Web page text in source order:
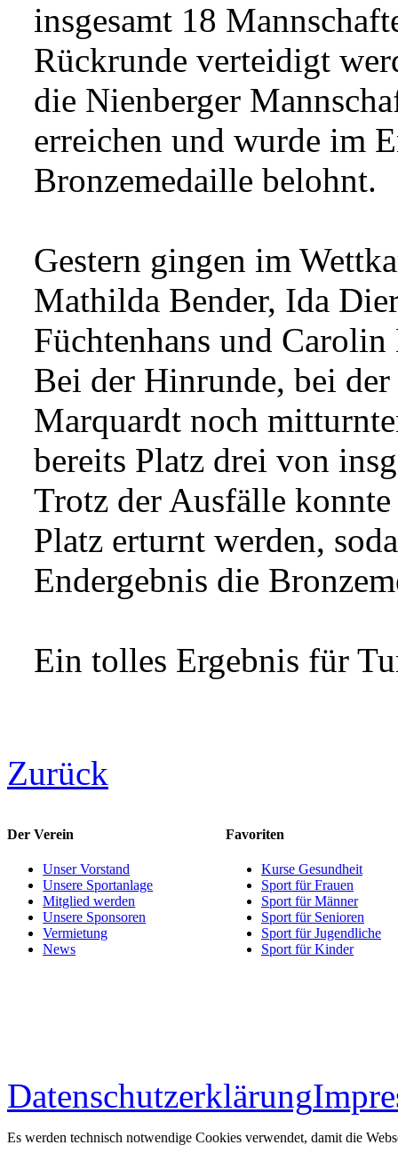
insgesamt 18
Rückrunde verteidigt
die Nienberger
erreichen und wurde im
Bronzemedaille belohnt.
Gestern gingen im
Mathilda Bender, Ida
Füchtenhans und
Bei der Hinrunde, bei
Marquardt noch
bereits Platz drei von
Trotz der Ausfälle
Platz erturnt werden,
Endergebnis die
Ein tolles Ergebnis für
Zurück
Der Verein
Unser Vorstand
Unsere Sportanlage
Mitglied werden
Unsere Sponsoren
Vermietung
News
Favoriten
Kurse Gesundheit
Sport für Frauen
Sport für Männer
Sport für Senioren
Sport für Jugendliche
Sport für Kinder
Datenschutzerklärung
Es werden technisch notwendige Cookies verwendet, damit die